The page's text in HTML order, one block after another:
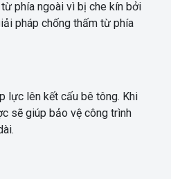
phía ngoài vì bị che kín bởi
pháp chống thấm từ phía
lực lên kết cấu bê tông. Khi
sẽ giúp bảo vệ công trình